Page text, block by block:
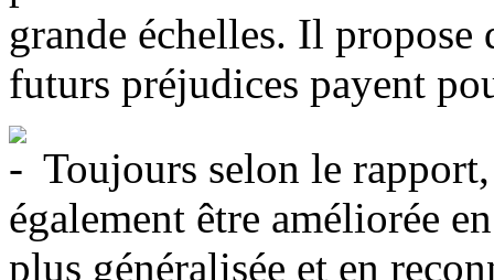
grande échelles. Il propose
futurs préjudices payent
Toujours selon le
également être améliorée
plus généralisée et en